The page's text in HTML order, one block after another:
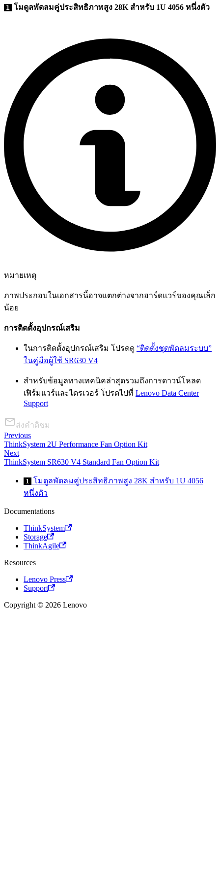
1 โมดูลพัดลมคู่ประสิทธิภาพสูง 28K สำหรับ 1U 4056 หนึ่งตัว
หมายเหตุ
ภาพประกอบในเอกสารนี้อาจแตกต่างจากฮาร์ดแวร์ของคุณเล็ก
น้อย
การติดตั้งอุปกรณ์เสริม
ในการติดตั้งอุปกรณ์เสริม โปรดดู “ติดตั้งชุดพัดลมระบบ”
ในคู่มือผู้ใช้ SR630 V4
สำหรับข้อมูลทางเทคนิคล่าสุดรวมถึงการดาวน์โหลด
เฟิร์มแวร์และไดรเวอร์ โปรดไปที่ Lenovo Data Center
Support
ส่งคำติชม
Previous
ThinkSystem 2U Performance Fan Option Kit
Next
ThinkSystem SR630 V4 Standard Fan Option Kit
1
โมดูลพัดลมคู่ประสิทธิภาพสูง 28K สำหรับ 1U 4056
หนึ่งตัว
Documentations
ThinkSystem
Storage
ThinkAgile
Resources
Lenovo Press
Support
Copyright © 2026 Lenovo